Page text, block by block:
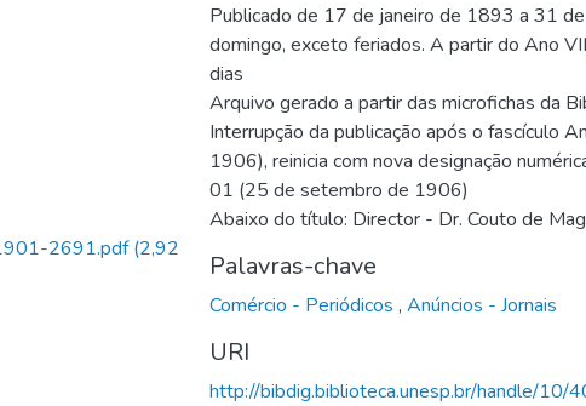
2691.pdf(2,92
Publicado de 17 de janeiro de 1893 a 31
domingo, exceto feriados. A partir do Ano
dias
Arquivo gerado a partir das microfichas da
Interrupção da publicação após o fascículo
1906), reinicia com nova designação
01 (25 de setembro de 1906)
Abaixo do título: Director - Dr. Couto de
Palavras-chave
Comércio - Periódicos , Anúncios - Jornais
URI
http://bibdig.biblioteca.unesp.br/handle/10/